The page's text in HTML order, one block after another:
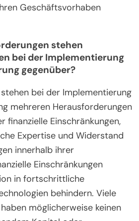
Geschäftsvorhaben
stehen
bei der Implementierung
gegenüber?
bei der Implementierung
mehreren Herausforderungen
finanzielle Einschränkungen,
Expertise und Widerstand
innerhalb ihrer
Einschränkungen
in fortschrittliche
behindern. Viele
möglicherweise keinen